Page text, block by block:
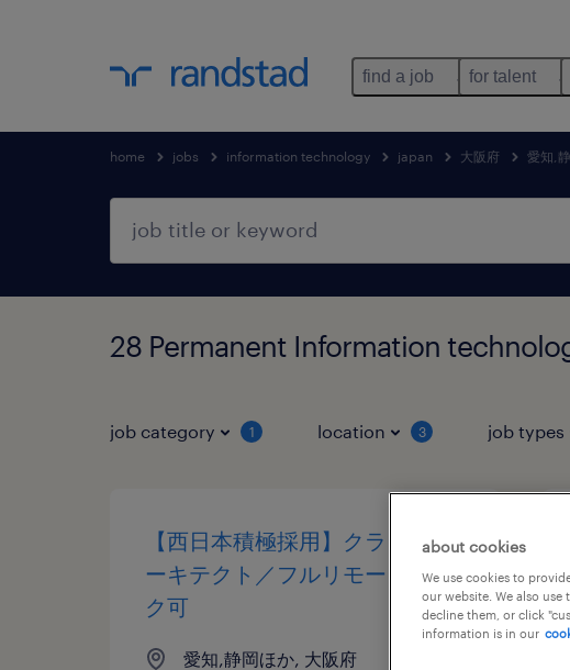
find a job for talent
home jobs information technology japan 大阪府 愛知,
28 Permanent Information
job category 1 location 3 job types
【西日本積極採用】クラウドア
ーキテクト／フルリモートワー
ク可
愛知,静岡ほか, 大阪府
about cookies
We use cookies to
our website. We also
decline them, or click
information is in our